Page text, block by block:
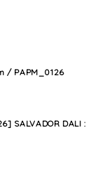
/ PAPM_0126
SALVADOR DALI :